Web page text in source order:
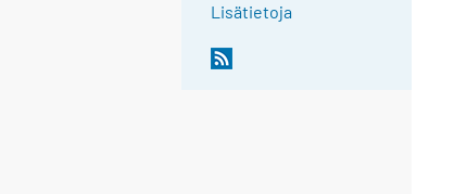
Lisätietoja